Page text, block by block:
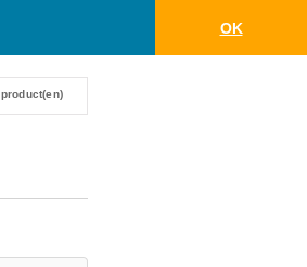
OK
product(en)